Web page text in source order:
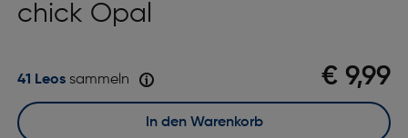
chick Opal
€ 9,99
41 Leossammeln
In den Warenkorb